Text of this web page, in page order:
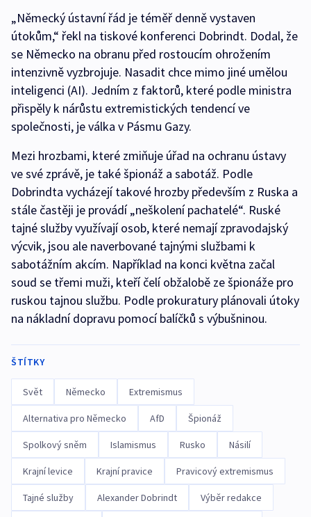
„Německý ústavní řád je téměř denně vystaven
útokům,“ řekl na tiskové konferenci Dobrindt. Dodal, že
se Německo na obranu před rostoucím ohrožením
intenzivně vyzbrojuje. Nasadit chce mimo jiné umělou
inteligenci (AI). Jedním z faktorů, které podle ministra
přispěly k nárůstu extremistických tendencí ve
společnosti, je válka v Pásmu Gazy.
Mezi hrozbami, které zmiňuje úřad na ochranu ústavy
ve své zprávě, je také špionáž a sabotáž. Podle
Dobrindta vycházejí takové hrozby především z Ruska a
stále častěji je provádí „neškolení pachatelé“. Ruské
tajné služby využívají osob, které nemají zpravodajský
výcvik, jsou ale naverbované tajnými službami k
sabotážním akcím. Například na konci května začal
soud se třemi muži, kteří čelí obžalobě ze špionáže pro
ruskou tajnou službu. Podle prokuratury plánovali útoky
na nákladní dopravu pomocí balíčků s výbušninou.
ŠTÍTKY
Svět Německo Extremismus
Alternativa pro Německo AfD Špionáž
Spolkový sněm Islamismus Rusko Násilí
Krajní levice Krajní pravice Pravicový extremismus
Tajné služby Alexander Dobrindt Výběr redakce